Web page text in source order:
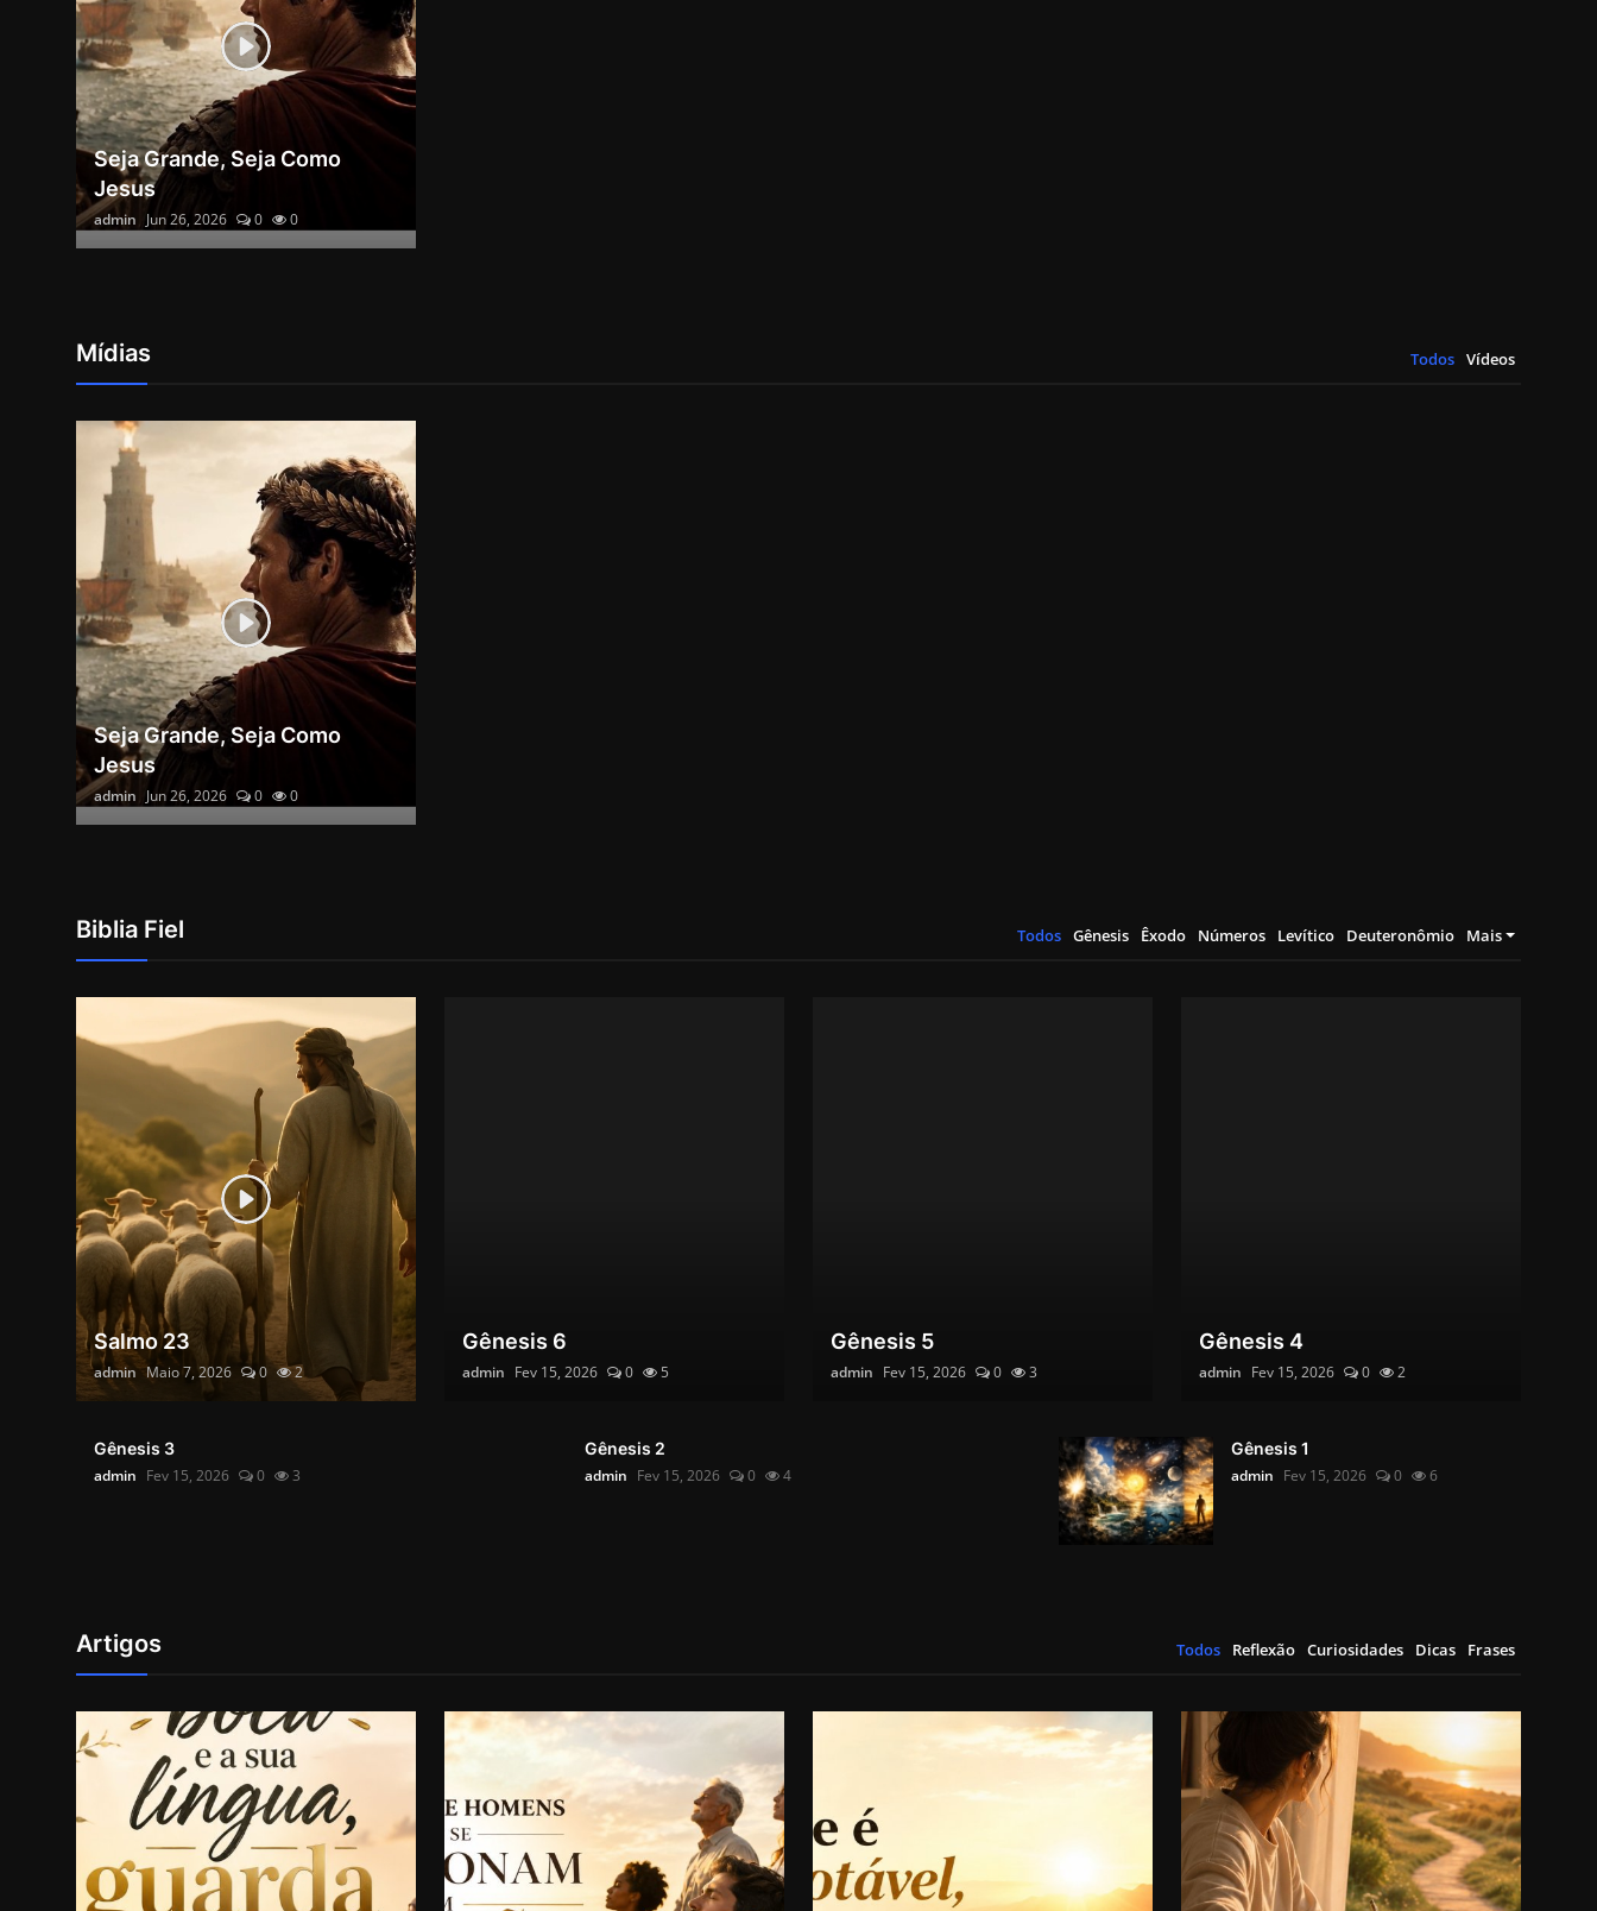
Seja Grande, Seja Como
Jesus
admin Jun 26, 2026 0 0
Mídias Todos Vídeos
Seja Grande, Seja Como
Jesus
admin Jun 26, 2026 0 0
Biblia Fiel Todos Gênesis Êxodo Números Levítico Deuteronômio Mais
Salmo 23
admin Maio 7, 2026 0 2
Gênesis 6
admin Fev 15, 2026 0 5
Gênesis 5
admin Fev 15, 2026 0 3
Gênesis 4
admin Fev 15, 2026 0 2
Gênesis 3
admin Fev 15, 2026 0 3
Gênesis 2
admin Fev 15, 2026 0 4
Gênesis 1
admin Fev 15, 2026 0 6
Artigos Todos Reflexão Curiosidades Dicas Frases